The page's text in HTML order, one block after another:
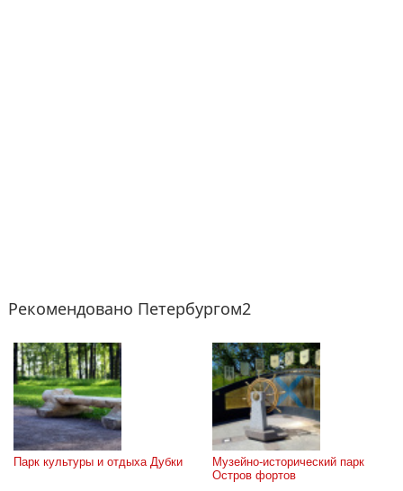
Рекомендовано Петербургом2
Парк культуры и отдыха Дубки
Музейно-исторический парк
Остров фортов